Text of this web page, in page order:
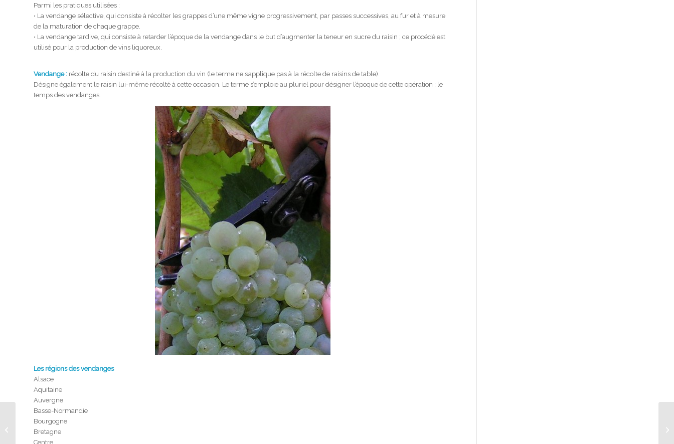
Parmi les pratiques utilisées :
• La vendange sélective, qui consiste à récolter les grappes d’une même vigne progressivement, par passes successives, au fur et à mesure
de la maturation de chaque grappe.
• La vendange tardive, qui consiste à retarder l’époque de la vendange dans le but d’augmenter la teneur en sucre du raisin ; ce procédé est
utilisé pour la production de vins liquoreux.
Vendange : récolte du raisin destiné à la production du vin (le terme ne s’applique pas à la récolte de raisins de table).
Désigne également le raisin lui-même récolté à cette occasion. Le terme s’emploie au pluriel pour désigner l’époque de cette opération : le
temps des vendanges.
Les régions des vendanges
Alsace
Aquitaine
Auvergne
Basse-Normandie
Bourgogne
Bretagne
Centre
Bruxelles : des bus arc-en-ciel pour
fêter la Gay Pride